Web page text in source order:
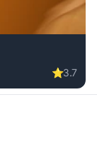
⭐3.7
download